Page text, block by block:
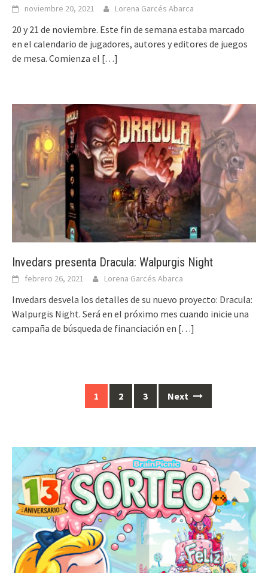
noviembre 20, 2021 Lorena Garcés Abarca
20 y 21 de noviembre. Este fin de semana estaba marcado
en el calendario de jugadores, autores y editores de juegos
de mesa. Comienza el […]
Invedars presenta Dracula: Walpurgis Night
febrero 26, 2021 Lorena Garcés Abarca
Invedars desvela los detalles de su nuevo proyecto: Dracula:
Walpurgis Night. Será en el próximo mes cuando inicie una
campaña de búsqueda de financiación en […]
1 2 3 Next